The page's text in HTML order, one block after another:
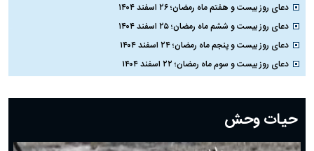
دعای روز بیست و هفتم ماه رمضان؛ ۲۶ اسفند ۱۴۰۴
دعای روز بیست و ششم ماه رمضان؛ ۲۵ اسفند ۱۴۰۴
دعای روز بیست و پنجم ماه رمضان؛ ۲۴ اسفند ۱۴۰۴
دعای روز بیست و سوم ماه رمضان؛ ۲۲ اسفند ۱۴۰۴
دعای روز بیستم ماه رمضان؛ ۱۹ اسفند ۱۴۰۴
دعای روز هشتم ماه مبارک رمضان؛ ۷ اسفند ماه ۱۴۰۴
دعای روز هفتم ماه رمضان؛ ۶ اسفند ۱۴۰۴
حیات وحش